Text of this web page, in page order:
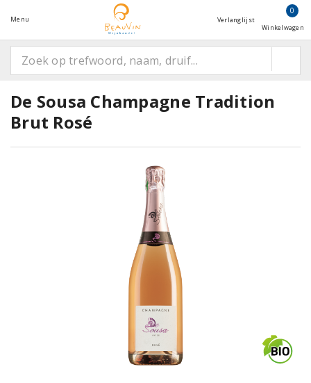
Menu Verlanglijst
0
Winkelwagen
De Sousa Champagne Tradition
Brut Rosé